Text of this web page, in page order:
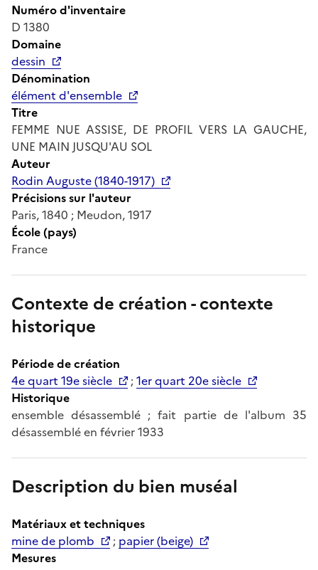
Numéro d'inventaire
D 1380
Domaine
dessin
Dénomination
élément d'ensemble
Titre
FEMME NUE ASSISE, DE PROFIL VERS LA GAUCHE,
UNE MAIN JUSQU'AU SOL
Auteur
Rodin Auguste (1840-1917)
Précisions sur l'auteur
Paris, 1840 ; Meudon, 1917
École (pays)
France
Contexte de création - contexte
historique
Période de création
4e quart 19e siècle
;1er quart 20e siècle
Historique
ensemble désassemblé ; fait partie de l'album 35
désassemblé en février 1933
Description du bien muséal
Matériaux et techniques
mine de plomb
; papier (beige)
Mesures